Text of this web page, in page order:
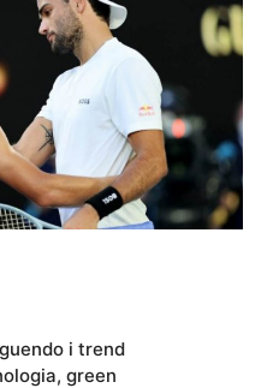
i trend
green